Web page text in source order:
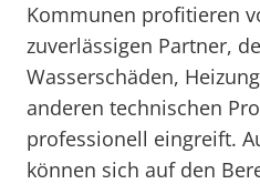
Kommunen profitieren
zuverlässigen Partner,
Wasserschäden,
anderen technischen
professionell eingreift.
können sich auf den